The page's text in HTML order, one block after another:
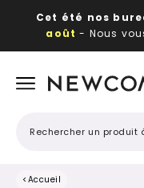
Cet été nos
août - Nous
< Accueil